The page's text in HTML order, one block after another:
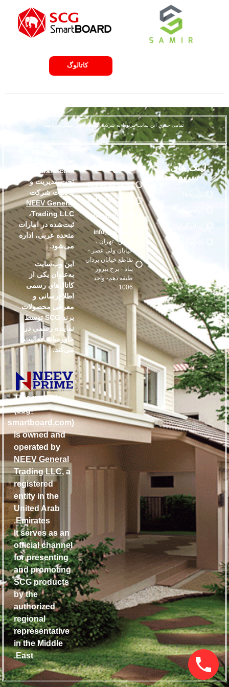
کاتالوگ
لینک های
سریع
پروژه ها
تماس با ما
96 14 65 88 021
09033000900
info@neev.ae
آدرس : تهران ،
خیابان ولی عصر -
تقاطع خیابان یزدان
پناه - برج پیروز -
طبقه دهم- واحد
1006
smartboard.com
تحت مدیریت و
مالکیت شرکت
NEEV General
Trading LLC،
ثبت‌شده در امارات
متحده عربی، اداره
می‌شود.
این وب‌سایت
به‌عنوان یکی از
کانال‌های رسمی
اطلاع‌رسانی و
معرفی محصولات
برند SCG توسط
نماینده رسمی در
خاورمیانه فعالیت
می‌کند.
This website
(scg-
smartboard.com)
is owned and
operated by
NEEV General
Trading LLC, a
registered
entity in the
United Arab
Emirates.
It serves as an
official channel
for presenting
and promoting
SCG products
by the
authorized
regional
representative
in the Middle
East.
تمامی حقوق این سایت مربوط به شرکت توسعه تجهیز سمیر می‌باشد